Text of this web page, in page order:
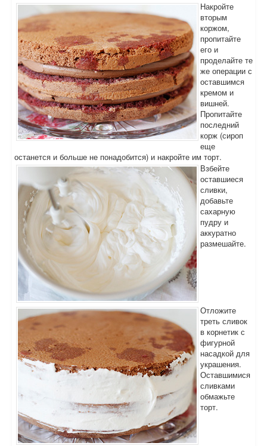
Накройте
вторым
коржом,
пропитайте
его и
проделайте те
же операции с
оставшимся
кремом и
вишней.
Пропитайте
последний
корж (сироп
еще
останется и больше не понадобится) и накройте им торт.
Взбейте
оставшиеся
сливки,
добавьте
сахарную
пудру и
аккуратно
размешайте.
Отложите
треть сливок
в корнетик с
фигурной
насадкой для
украшения.
Оставшимися
сливками
обмажьте
торт.